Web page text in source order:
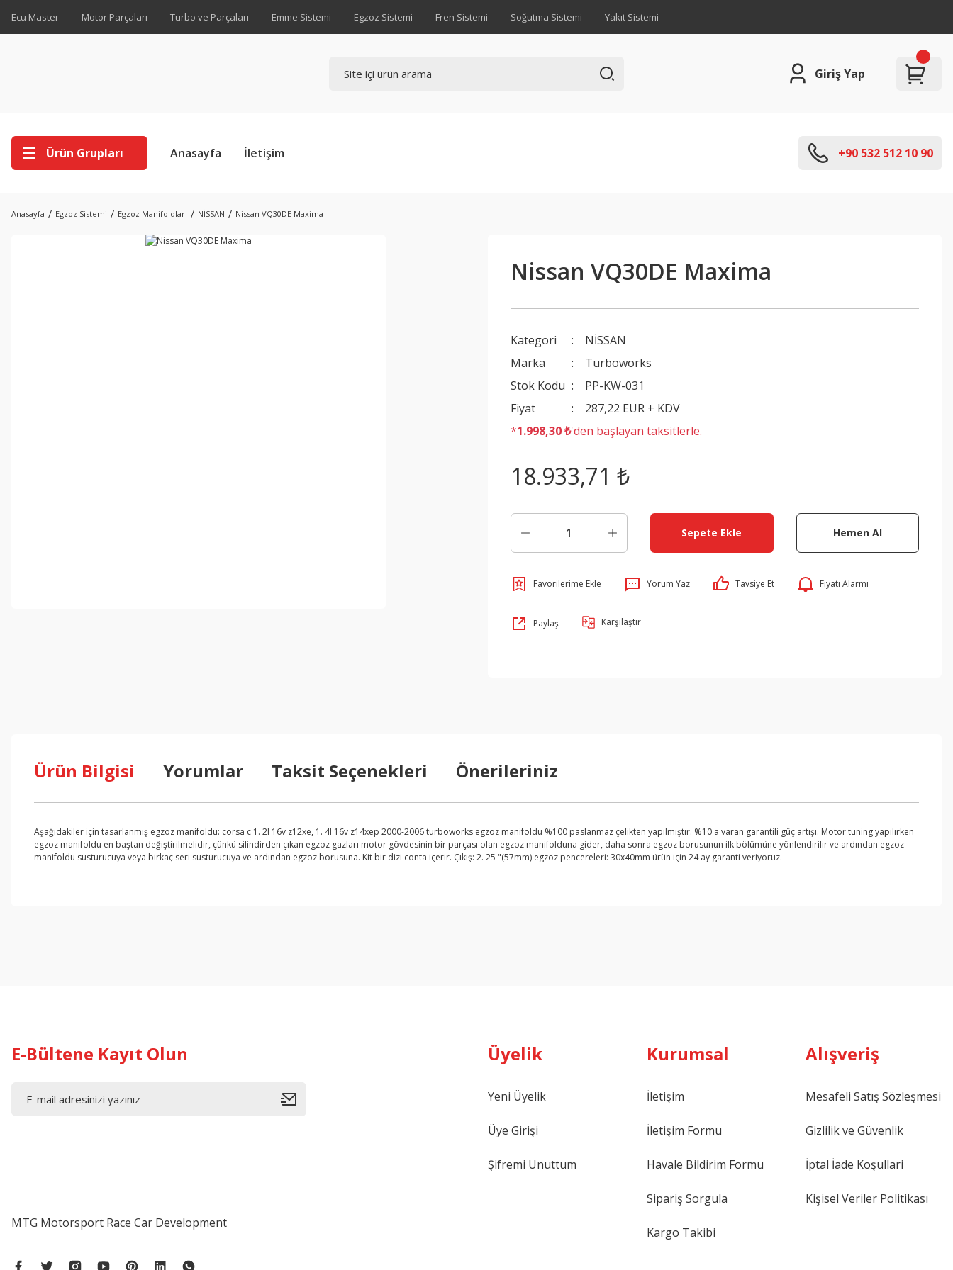
Ecu Master Motor Parçaları Turbo ve Parçaları Emme Sistemi Egzoz Sistemi Fren Sistemi Soğutma Sistemi Yakıt Sistemi
Giriş Yap
Ürün Grupları Anasayfa İletişim +90 532 512 10 90
Anasayfa Egzoz Sistemi Egzoz Manifoldları NİSSAN Nissan VQ30DE Maxima
Nissan VQ30DE Maxima
Kategori
NİSSAN
Marka
Turboworks
Stok Kodu
PP-KW-031
Fiyat
287,22 EUR + KDV
*1.998,30 ₺'den başlayan taksitlerle.
18.933,71 ₺
Sepete Ekle Hemen Al
Yorum Yaz Tavsiye Et Fiyatı Alarmı
Paylaş Karşılaştır
Ürün Bilgisi Yorumlar Taksit Seçenekleri Önerileriniz
Aşağıdakiler için tasarlanmış egzoz manifoldu: corsa c 1. 2l 16v z12xe, 1. 4l 16v z14xep 2000-2006 turboworks egzoz manifoldu %100 paslanmaz çelikten yapılmıştır. %10'a varan garantili güç artışı. Motor tuning yapılırken
egzoz manifoldu en baştan değiştirilmelidir, çünkü silindirden çıkan egzoz gazları motor gövdesinin bir parçası olan egzoz manifolduna gider, daha sonra egzoz borusunun ilk bölümüne yönlendirilir ve ardından egzoz
manifoldu susturucuya veya birkaç seri susturucuya ve ardından egzoz borusuna. Kit bir dizi conta içerir. Çıkış: 2. 25 "(57mm) egzoz pencereleri: 30x40mm ürün için 24 ay garanti veriyoruz.
E-Bültene Kayıt Olun
MTG Motorsport Race Car Development
Üyelik
Yeni Üyelik
Üye Girişi
Şifremi Unuttum
Kurumsal
İletişim
İletişim Formu
Havale Bildirim Formu
Sipariş Sorgula
Kargo Takibi
Alışveriş
Mesafeli Satış Sözleşmesi
Gizlilik ve Güvenlik
İptal İade Koşullari
Kişisel Veriler Politikası